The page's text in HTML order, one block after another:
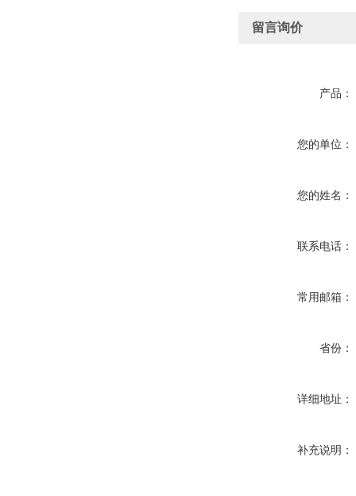
留言询价
产品：
您的单位：
您的姓名：
联系电话：
常用邮箱：
省份：
详细地址：
补充说明：